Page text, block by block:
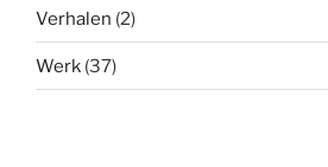
Verhalen (2)
Werk (37)